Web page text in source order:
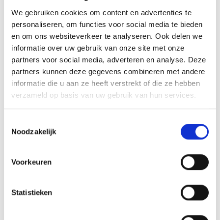
We gebruiken cookies om content en advertenties te
personaliseren, om functies voor social media te bieden
en om ons websiteverkeer te analyseren. Ook delen we
informatie over uw gebruik van onze site met onze
partners voor social media, adverteren en analyse. Deze
partners kunnen deze gegevens combineren met andere
informatie die u aan ze heeft verstrekt of die ze hebben
verzameld op basis van uw gebruik van hun services.
Noodzakelijk
Voorkeuren
Statistieken
Rollend het strand op
Om het strand toegankelijk te maken voor iedereen